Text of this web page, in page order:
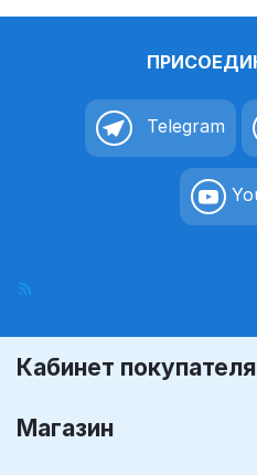
Telegram
Кабинет покупателя
Магазин